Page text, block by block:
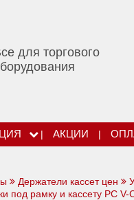
для торгового
| АКЦИИ |
Держатели кассет цен
под рамку и кассету PC